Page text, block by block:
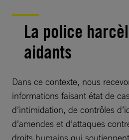
La police
aidants
Dans ce contexte, nous
informations faisant état de
d’intimidation, de contrôles
d’amendes et d’attaques
droits humains qui